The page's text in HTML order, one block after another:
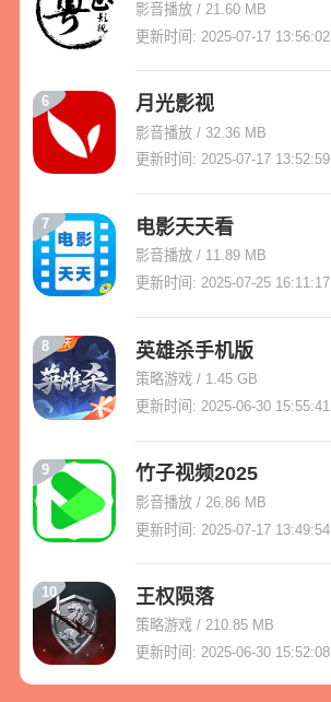
影音播放 / 21.60 MB
更新时间: 2025-07-17 13:56:02
6 月光影视
影音播放 / 32.36 MB
更新时间: 2025-07-17 13:52:59
7 电影天天看
影音播放 / 11.89 MB
更新时间: 2025-07-25 16:11:17
8 英雄杀手机版
策略游戏 / 1.45 GB
更新时间: 2025-06-30 15:55:41
9 竹子视频2025
影音播放 / 26.86 MB
更新时间: 2025-07-17 13:49:54
10 王权陨落
策略游戏 / 210.85 MB
更新时间: 2025-06-30 15:52:08